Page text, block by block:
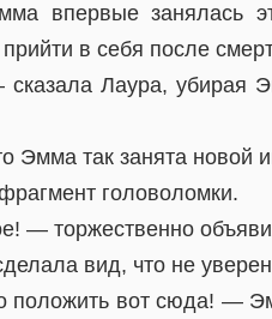
впервые занялась
в себя после
Лаура, убирая
Эмма так занята новой
головоломки.
— торжественно
вид, что не
вот сюда! —